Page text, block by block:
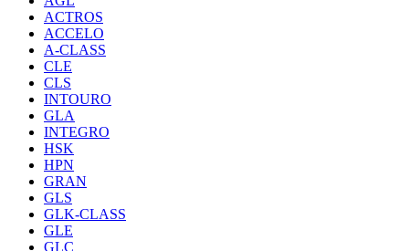
ACTROS
ACCELO
A-CLASS
CLE
CLS
INTOURO
GLA
INTEGRO
HSK
HPN
GRAN
GLS
GLK-CLASS
GLE
GLC